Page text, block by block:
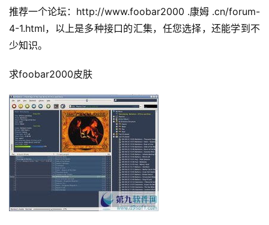
推荐一个论坛：http://www.foobar2000 .康姆 .cn/forum-
4-1.html，以上是多种接口的汇集，任您选择，还能学到不
少知识。
求foobar2000皮肤